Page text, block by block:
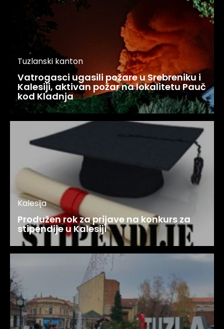
Tuzlanski kanton
Vatrogasci ugasili požare u Srebreniku i
Kalesiji, aktivan požar na lokalitetu Pauč
kod Kladnja
Kalesija
Produžen rok za prijave na konkurs za
stipendije u Kalesiji